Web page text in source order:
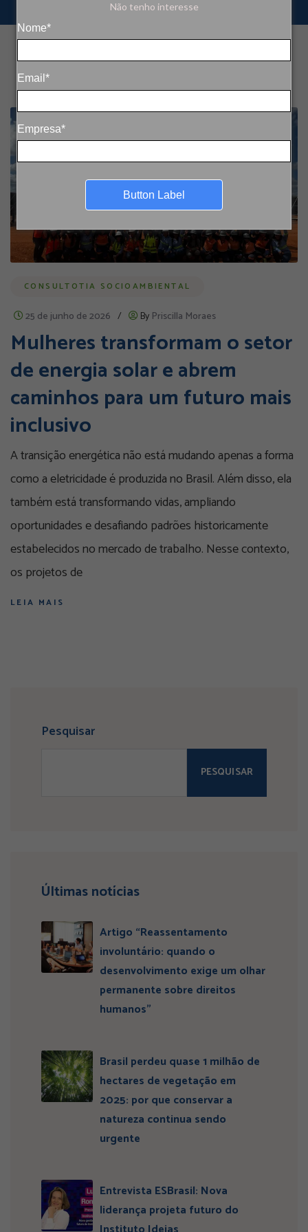
Não tenho interesse
Nome*
Email*
Empresa*
Button Label
CONSULTOTIA SOCIOAMBIENTAL
25 de junho de 2026 / By Priscilla Moraes
Mulheres transformam o setor
de energia solar e abrem
caminhos para um futuro mais
inclusivo
A transição energética não está mudando apenas a forma
como a eletricidade é produzida no Brasil. Além disso, ela
também está transformando vidas, ampliando
oportunidades e desafiando padrões historicamente
estabelecidos no mercado de trabalho. Nesse contexto,
os projetos de
LEIA MAIS
Pesquisar
PESQUISAR
Últimas notícias
Artigo “Reassentamento
involuntário: quando o
desenvolvimento exige um olhar
permanente sobre direitos
humanos”
Brasil perdeu quase 1 milhão de
hectares de vegetação em
2025: por que conservar a
natureza continua sendo
urgente
Entrevista ESBrasil: Nova
liderança projeta futuro do